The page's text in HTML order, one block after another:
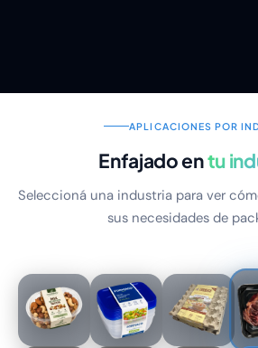
APLICACIONES POR
Enfajado entu
Seleccioná una industria para ver
sus necesidades de